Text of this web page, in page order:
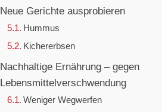
Neue Gerichte ausprobieren
Hummus
Kichererbsen
Nachhaltige Ernährung – gegen
Lebensmittelverschwendung
Weniger Wegwerfen